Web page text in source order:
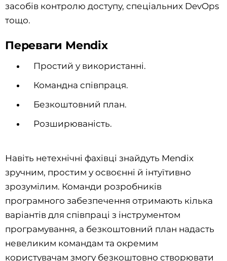
засобів контролю доступу, спеціальних DevOps
тощо.
Переваги Mendix
Простий у використанні.
Командна співпраця.
Безкоштовний план.
Розширюваність.
Навіть нетехнічні фахівці знайдуть Mendix
зручним, простим у освоєнні й інтуїтивно
зрозумілим. Команди розробників
програмного забезпечення отримають кілька
варіантів для співпраці з інструментом
програмування, а безкоштовний план надасть
невеликим командам та окремим
користувачам змогу безкоштовно створювати